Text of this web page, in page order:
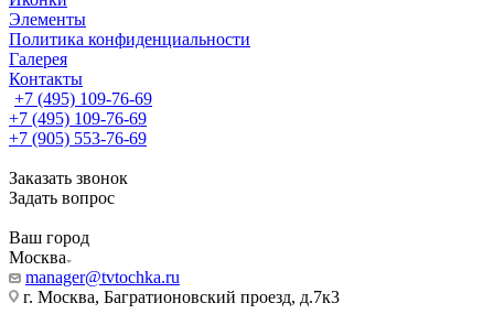
Элементы
Политика конфиденциальности
Галерея
Контакты
+7 (495) 109-76-69
+7 (495) 109-76-69
+7 (905) 553-76-69
Заказать звонок
Задать вопрос
Ваш город
Москва
manager@tvtochka.ru
г. Москва, Багратионовский проезд, д.7к3